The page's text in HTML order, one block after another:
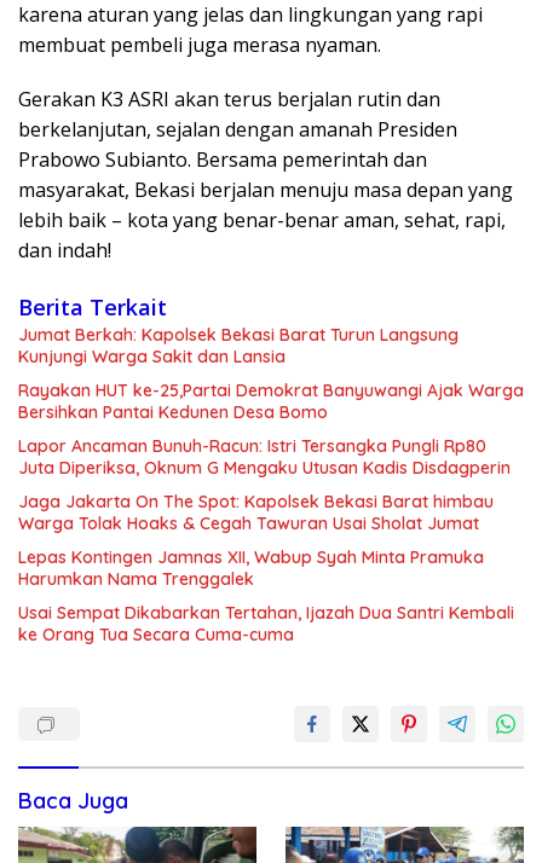
karena aturan yang jelas dan lingkungan yang rapi
membuat pembeli juga merasa nyaman.
Gerakan K3 ASRI akan terus berjalan rutin dan
berkelanjutan, sejalan dengan amanah Presiden
Prabowo Subianto. Bersama pemerintah dan
masyarakat, Bekasi berjalan menuju masa depan yang
lebih baik – kota yang benar-benar aman, sehat, rapi,
dan indah!
Berita Terkait
Jumat Berkah: Kapolsek Bekasi Barat Turun Langsung
Kunjungi Warga Sakit dan Lansia
Rayakan HUT ke-25,Partai Demokrat Banyuwangi Ajak Warga
Bersihkan Pantai Kedunen Desa Bomo
Lapor Ancaman Bunuh-Racun: Istri Tersangka Pungli Rp80
Juta Diperiksa, Oknum G Mengaku Utusan Kadis Disdagperin
Jaga Jakarta On The Spot: Kapolsek Bekasi Barat himbau
Warga Tolak Hoaks & Cegah Tawuran Usai Sholat Jumat
Lepas Kontingen Jamnas XII, Wabup Syah Minta Pramuka
Harumkan Nama Trenggalek
Usai Sempat Dikabarkan Tertahan, Ijazah Dua Santri Kembali
ke Orang Tua Secara Cuma-cuma
Baca Juga